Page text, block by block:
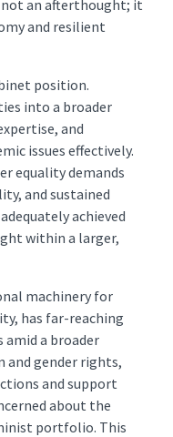
not an afterthought; it
and resilient
position.
into a broader
and
issues effectively.
equality demands
and sustained
achieved
within a larger,
machinery for
has far-reaching
amid a broader
and gender rights,
and support
about the
portfolio. This